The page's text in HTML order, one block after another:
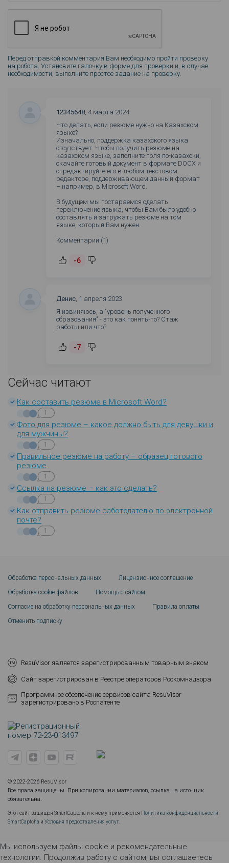
Перед отправкой комментария Вам необходимо пройти проверку
на робота. Установите галочку в форме для проверки и, в случае
необходимости, выполните простое задание на проверку.
12345648, 4 марта 2024
Что делать, если резюме нужно на Казахском
языке?
Изначально, поддержка казахского языка
отсутствует. Чтобы получить резюме на
казахском языке, заполните поля по-казахски,
скачайте готовый документ в формате DOCX и
отредактируйте его в любом текстовом
редакторе, поддерживающем данный формат
– например, в Microsoft Word.
В будущем мы постараемся сделать
переключение языка, чтобы Вам было удобно
составлять и загружать резюме на том
языке, который Вам нужен.
Комментарии (1)
-6
Денис, 1 апреля 2023
Я извиняюсь, а "уровень полученного
образования" - это как понять-то? Стаж
работы или что?
-7
Сейчас читают
Как составить резюме в Microsoft Word?
1
Фото для резюме – какое должно быть для девушки и
для мужчины?
1
Правильное резюме на работу – образец готового
резюме
1
Ссылка на резюме – как это сделать?
1
Как отправить резюме работодателю по электронной
почте?
1
Обработка персональных данных
Лицензионное соглашение
Обработка cookie файлов
Помощь с сайтом
Согласие на обработку персональных данных
Правила оплаты
Отменить подписку
ResuVisor является зарегистрированным товарным знаком
Сайт зарегистрирован в Реестре операторов Роскомнадзора
Программное обеспечение сервисов сайта ResuVisor
зарегистрировано в Роспатенте
© 2022-2026 ResuVisor
Все права защищены. При копировании материалов, ссылка на источник
обязательна.
Этот сайт защищен SmartCaptcha и к нему применяется Политика конфиденциальности
SmartCaptcha и Условия предоставления услуг
Мы используем файлы cookie и рекомендательные
технологии. Продолжив работу с сайтом, вы соглашаетесь